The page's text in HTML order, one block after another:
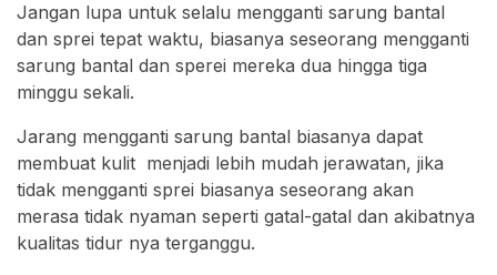
Jangan lupa untuk selalu mengganti sarung bantal
dan sprei tepat waktu, biasanya seseorang mengganti
sarung bantal dan sperei mereka dua hingga tiga
minggu sekali.
Jarang mengganti sarung bantal biasanya dapat
membuat kulit menjadi lebih mudah jerawatan, jika
tidak mengganti sprei biasanya seseorang akan
merasa tidak nyaman seperti gatal-gatal dan akibatnya
kualitas tidur nya terganggu.